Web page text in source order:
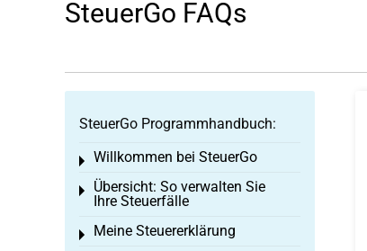
SteuerGo FAQs
SteuerGo Programmhandbuch:
Willkommen bei SteuerGo
Toggle menu
Übersicht: So verwalten Sie
Ihre Steuerfälle
Toggle menu
Meine Steuererklärung
Toggle menu